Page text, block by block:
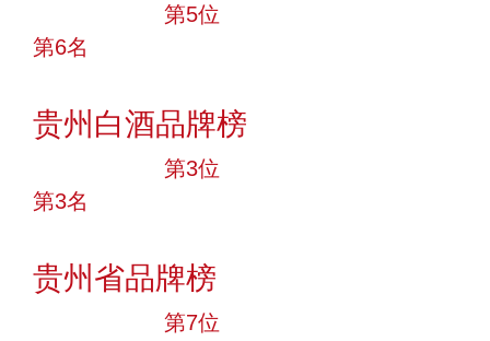
第5位
第6名
贵州白酒品牌榜
第3位
第3名
贵州省品牌榜
第7位